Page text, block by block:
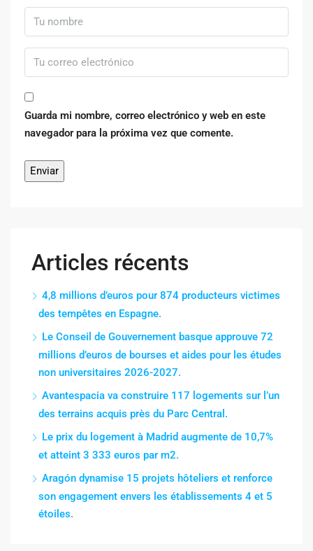
Guarda mi nombre, correo electrónico y web en este
navegador para la próxima vez que comente.
Articles récents
4,8 millions d’euros pour 874 producteurs victimes
des tempêtes en Espagne.
Le Conseil de Gouvernement basque approuve 72
millions d’euros de bourses et aides pour les études
non universitaires 2026-2027.
Avantespacia va construire 117 logements sur l’un
des terrains acquis près du Parc Central.
Le prix du logement à Madrid augmente de 10,7%
et atteint 3 333 euros par m2.
Aragón dynamise 15 projets hôteliers et renforce
son engagement envers les établissements 4 et 5
étoiles.